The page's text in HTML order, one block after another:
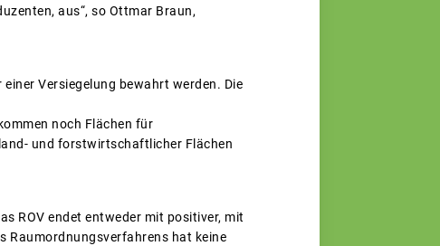
aus“, so Ottmar Braun,
Versiegelung bewahrt werden. Die
noch Flächen für
und forstwirtschaftlicher Flächen
ROV endet entweder mit positiver, mit
Raumordnungsverfahrens hat keine